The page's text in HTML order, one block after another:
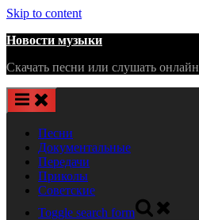
Skip to content
Новости музыки
Скачать песни или слушать онлайн
Песни
Документальные
Передачи
Приколы
Советские
Toggle search form